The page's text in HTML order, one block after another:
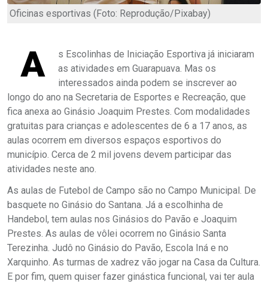
Oficinas esportivas (Foto: Reprodução/Pixabay)
A
s Escolinhas de Iniciação Esportiva já iniciaram
as atividades em Guarapuava. Mas os
interessados ainda podem se inscrever ao
longo do ano na Secretaria de Esportes e Recreação, que
fica anexa ao Ginásio Joaquim Prestes. Com modalidades
gratuitas para crianças e adolescentes de 6 a 17 anos, as
aulas ocorrem em diversos espaços esportivos do
município. Cerca de 2 mil jovens devem participar das
atividades neste ano.
As aulas de Futebol de Campo são no Campo Municipal. De
basquete no Ginásio do Santana. Já a escolhinha de
Handebol, tem aulas nos Ginásios do Pavão e Joaquim
Prestes. As aulas de vôlei ocorrem no Ginásio Santa
Terezinha. Judô no Ginásio do Pavão, Escola Iná e no
Xarquinho. As turmas de xadrez vão jogar na Casa da Cultura.
E por fim, quem quiser fazer ginástica funcional, vai ter aula